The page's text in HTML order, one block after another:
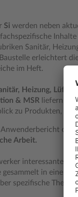
Si werden neben
Sanitär,
erleichtert
im Heft.
Heizung,
& MSR liefern
zu Produkten,
Anwenderbericht
Arbeit.
interessante
gesammelt in einem
spezifische